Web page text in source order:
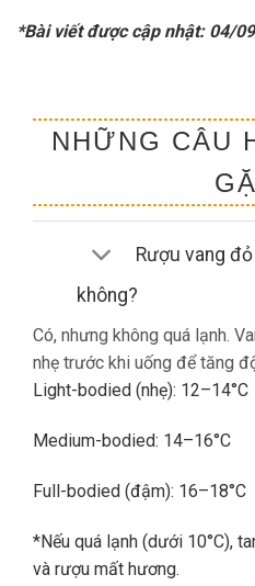
*Bài viết được cập nhật: 04/
NHỮNG CÂU
Rượu vang
không?
Có, nhưng không quá lạnh.
nhẹ trước khi uống để tăng
Light-bodied (nhẹ): 12–14°C
Medium-bodied: 14–16°C
Full-bodied (đậm): 16–18°C
*Nếu quá lạnh (dưới 10°C),
và rượu mất hương.